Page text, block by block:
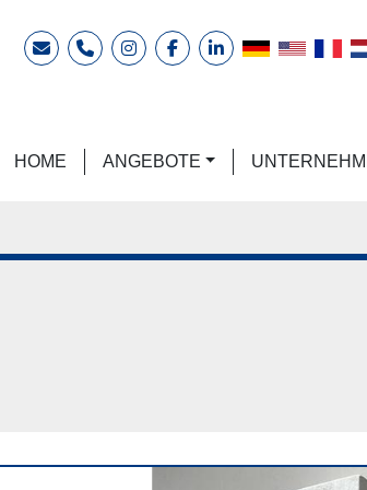
E-MailTelefoninstagramfacebooklinkedin
HOME ANGEBOTE